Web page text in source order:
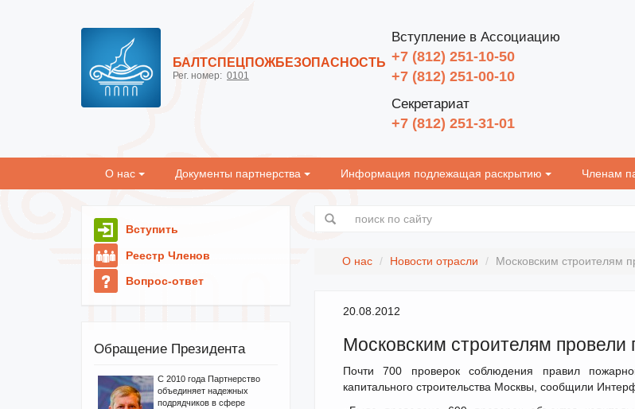
БАЛТСПЕЦПОЖБЕЗОПАСНОСТЬ
Рег. номер: 0101
Вступление в Ассоциацию
+7 (812) 251-10-50
+7 (812) 251-00-10
Секретариат
+7 (812) 251-31-01
О нас Документы партнерства Информация подлежащая раскрытию Членам
О нас Новости отрасли Московским строителям
20.08.2012
Московским строителям
Почти 700 проверок соблюдения правил
капитального строительства Москвы, сообщили
Вступить
Реестр Членов
Вопрос-ответ
Обращение Президента
С 2010 года Партнерство
объединяет надежных
подрядчиков в сфере